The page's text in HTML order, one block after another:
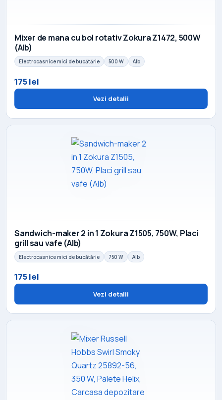
Mixer de mana cu bol rotativ Zokura Z1472, 500W
(Alb)
Electrocasnice mici de bucătărie 500 W Alb
175 lei
Vezi detalii
Sandwich-maker 2 in 1 Zokura Z1505, 750W, Placi
grill sau vafe (Alb)
Electrocasnice mici de bucătărie 750 W Alb
175 lei
Vezi detalii